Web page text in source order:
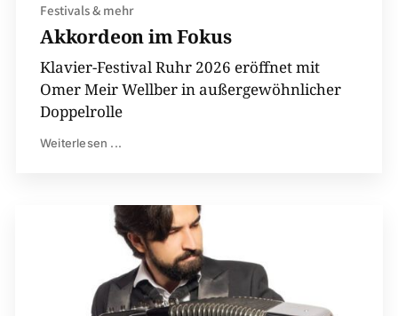
Akkordeon im Fokus
Festivals & mehr
Klavier-Festival Ruhr 2026 eröffnet mit
Omer Meir Wellber in außergewöhnlicher
Doppelrolle
Weiterlesen ...